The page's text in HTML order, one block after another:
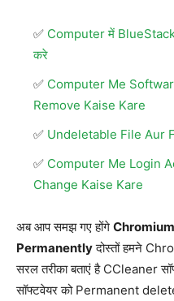
Computer में
करे
Computer Me
Remove Kaise Kare
Undeletable File Aur
Computer Me Login
Change Kaise Kare
अब आप समझ गए होंगे
Permanentlyदोस्तों हमने
सरल तरीका बताएं है CCleaner
सॉफ्टवेयर को Permanent